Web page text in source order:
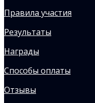
Правила участия
Результаты
Награды
Способы оплаты
Отзывы